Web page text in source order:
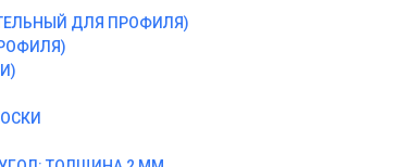
ДЛЯ ПРОФИЛЯ)